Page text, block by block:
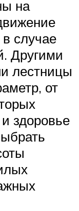
на
случае
Другими
лестницы
от
здоровье